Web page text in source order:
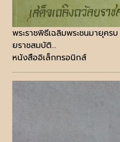
พระราชพิธีเฉลิมพระชนมายุค
ยราชสมบัติ...
หนังสืออิเล็กทรอนิกส์